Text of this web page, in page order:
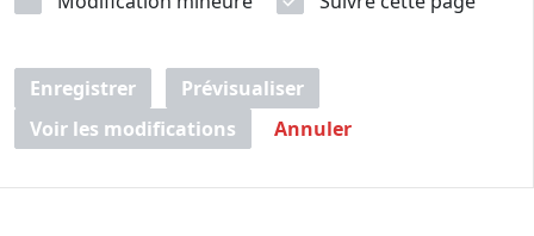
Enregistrer
Prévisualiser
Voir les modifications
Annuler